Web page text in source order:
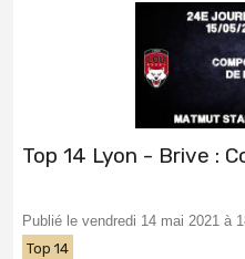
Top 14 Lyon - Brive :
Publié le vendredi 14 mai 2021 à
Top 14